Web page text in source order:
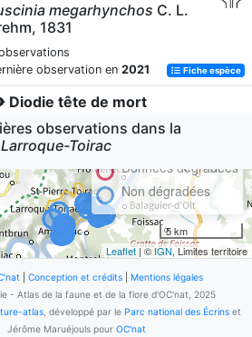
megarhynchos C. L.
1831
observation en 2021 Fiche espèce
Diodie tête de mort
diodia(Walckenaer, 1802)
Saltique sanguinolent
chrysops(Poda, 1761)
observation en2016 Fiche espèce
Martinet noir
apus(Linnaeus, 1758)
observations dans la
Larroque-Toirac
Données dégradées
Non dégradées
5 km
Leaflet| ©IGN, Limites territoire
| Conception et crédits| Mentions légales
- Atlas de la faune et de la flore d'OC'nat, 2025
atlas , développé par le Parc national des Écrins et
Jérôme Maruéjouls pour OC'nat